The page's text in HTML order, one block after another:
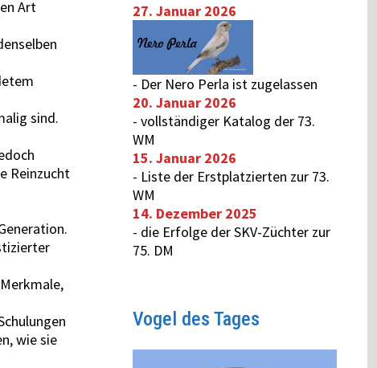
Art
sind.
Reinzucht
wie sie
27. Januar 2026
- Der Nero Perla ist zugelassen
20. Januar 2026
-vollständiger Katalog der 73.
WM
15. Januar 2026
- Liste der Erstplatzierten zur 73.
WM
14. Dezember 2025
- die Erfolge der SKV-Züchter zur
75. DM
Vogel des Tages